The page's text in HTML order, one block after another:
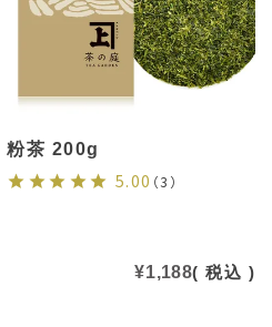
粉茶 200g
5.00 （3）
¥1,188 税込